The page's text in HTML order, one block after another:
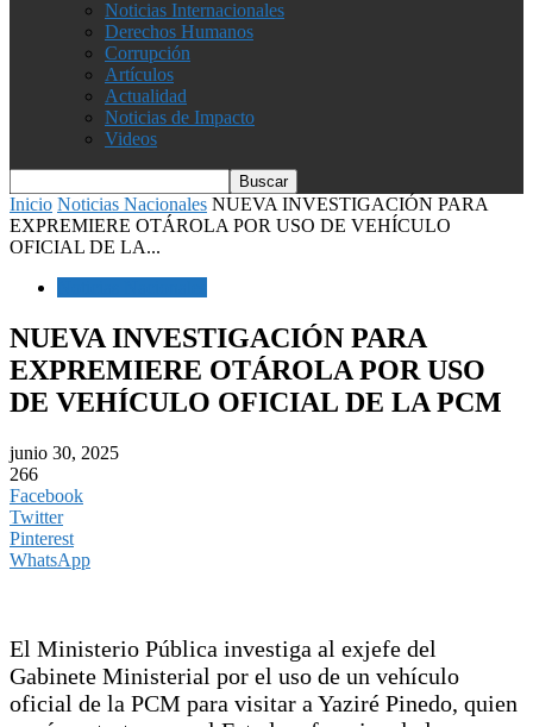
Noticias Internacionales
Derechos Humanos
Corrupción
Artículos
Actualidad
Noticias de Impacto
Videos
Inicio Noticias Nacionales NUEVA INVESTIGACIÓN PARA
EXPREMIERE OTÁROLA POR USO DE VEHÍCULO
OFICIAL DE LA...
NUEVA INVESTIGACIÓN PARA
EXPREMIERE OTÁROLA POR USO
DE VEHÍCULO OFICIAL DE LA PCM
junio 30, 2025
266
Facebook
Twitter
Pinterest
WhatsApp
El Ministerio Pública investiga al exjefe del
Gabinete Ministerial por el uso de un vehículo
oficial de la PCM para visitar a Yaziré Pinedo, quien